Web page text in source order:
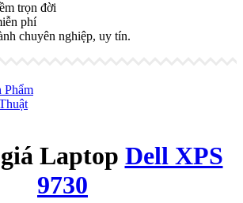
trọn đời
phí
chuyên nghiệp, uy tín.
Phẩm
Laptop Dell XPS
9730